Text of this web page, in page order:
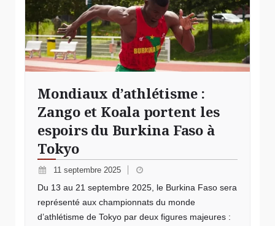
Mondiaux d’athlétisme :
Zango et Koala portent les
espoirs du Burkina Faso à
Tokyo
11 septembre 2025
Du 13 au 21 septembre 2025, le Burkina Faso sera
représenté aux championnats du monde
d’athlétisme de Tokyo par deux figures majeures :